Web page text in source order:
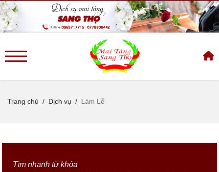
Trang chủ Dịch vụ Làm Lễ
Tìm nhanh từ khóa